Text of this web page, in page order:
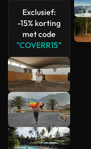
Exclusief:
-15% korting
met code
"COVERR15"